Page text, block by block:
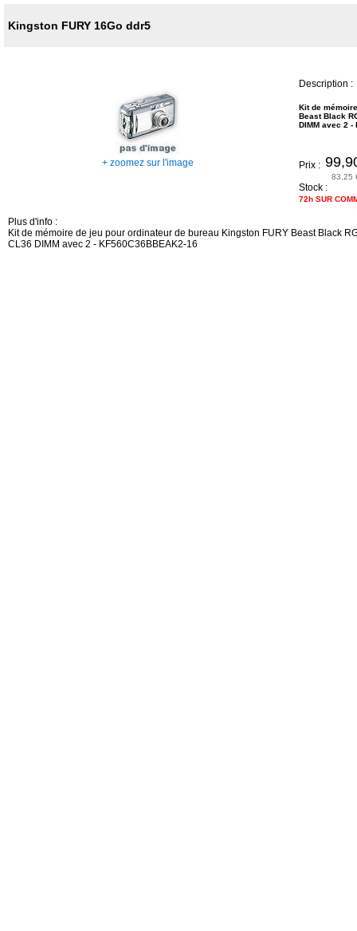
Kingston FURY 16Go ddr5
+ zoomez sur l'image
Description :
Kit de
Beast Black
DIMM avec 2 -
Prix :
83,25
Stock :
72h SUR
Plus d'info :
Kit de mémoire de jeu pour ordinateur de bureau Kingston FURY Beast Black
CL36 DIMM avec 2 - KF560C36BBEAK2-16